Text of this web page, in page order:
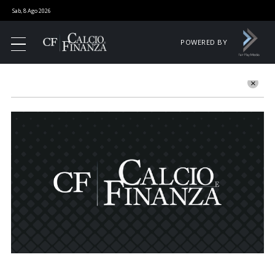
Sab, 8 Ago 2026
POWERED BY